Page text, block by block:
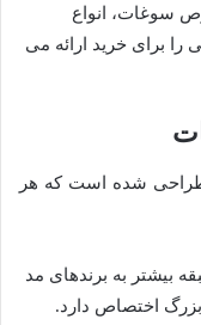
سوغات، انواع
را برای خرید ارائه می
طراحی شده است که هر
بیشتر به برندهای مد
اختصاص دارد.